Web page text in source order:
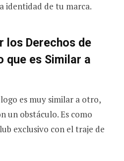
identidad de tu marca.
los Derechos de
que es Similar a
es muy similar a otro,
un obstáculo. Es como
exclusivo con el traje de